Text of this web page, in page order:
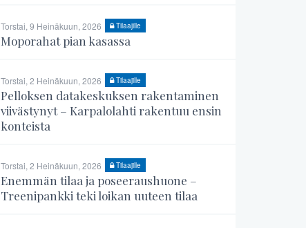
Torstai, 9 Heinäkuun, 2026 Tilaajille
Moporahat pian kasassa
Torstai, 2 Heinäkuun, 2026 Tilaajille
Pelloksen datakeskuksen rakentaminen
viivästynyt – Karpalolahti rakentuu ensin
konteista
Torstai, 2 Heinäkuun, 2026 Tilaajille
Enemmän tilaa ja poseeraushuone –
Treenipankki teki loikan uuteen tilaa